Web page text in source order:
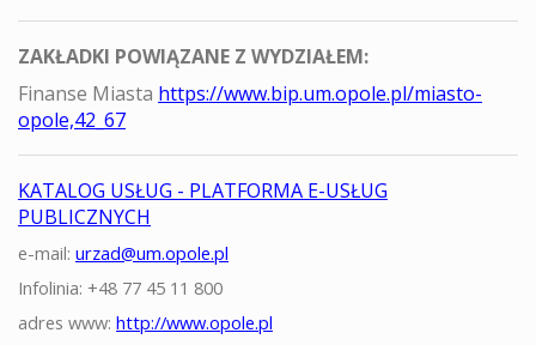
ZAKŁADKI POWIĄZANE Z WYDZIAŁEM:
Finanse Miasta https://www.bip.um.opole.pl/miasto-
opole,42_67
KATALOG USŁUG - PLATFORMA E-USŁUG
PUBLICZNYCH
e-mail: urzad@um.opole.pl
Infolinia: +48 77 45 11 800
adres www: http://www.opole.pl